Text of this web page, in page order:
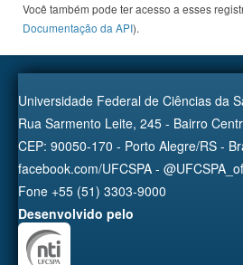
Você também pode ter acesso a esses
Documentação da API).
Universidade Federal de Ciências da
Rua Sarmento Leite, 245 - Bairro
CEP: 90050-170 - Porto Alegre/RS -
facebook.com/UFCSPA -
Fone +55 (51) 3303-9000
Desenvolvido pelo